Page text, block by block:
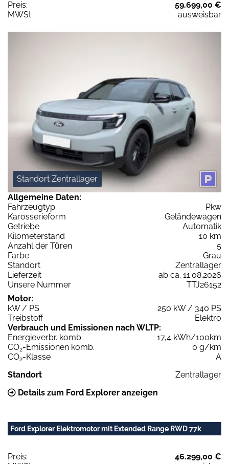
Preis:
59.699,00 €
MWSt:
ausweisbar
Standort Zentrallager
Allgemeine Daten:
Fahrzeugtyp
Pkw
Karosserieform
Geländewagen
Getriebe
Automatik
Kilometerstand
10 km
Anzahl der Türen
5
Farbe
Grau
Standort
Zentrallager
Lieferzeit
ab ca. 11.08.2026
Unsere Nummer
TTJ26152
Motor:
kW / PS
250 kW / 340 PS
Treibstoff
Elektro
Verbrauch und Emissionen nach WLTP:
Energieverbr. komb.
17,4 kWh/100km
CO2-Emissionen komb.
0 g/km
CO2-Klasse
A
Standort
Zentrallager
Details zum Ford Explorer anzeigen
Ford Explorer Elektromotor mit Extended Range RWD 77k
Preis:
46.299,00 €